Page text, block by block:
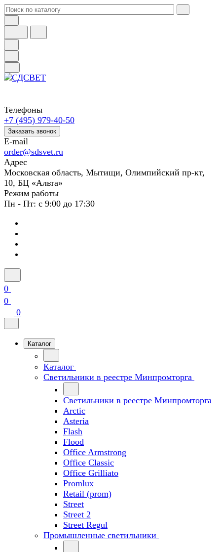
Телефоны
+7 (495) 979-40-50
Заказать звонок
E-mail
order@sdsvet.ru
Адрес
Московская область, Мытищи, Олимпийский пр-кт,
10, БЦ «Альта»
Режим работы
Пн - Пт: с 9:00 до 17:30
0
0
0
Каталог
Каталог
Светильники в реестре Минпромторга
Светильники в реестре Минпромторга
Arctic
Asteria
Flash
Flood
Office Armstrong
Office Classic
Office Grilliato
Promlux
Retail (prom)
Street
Street 2
Street Regul
Промышленные светильники